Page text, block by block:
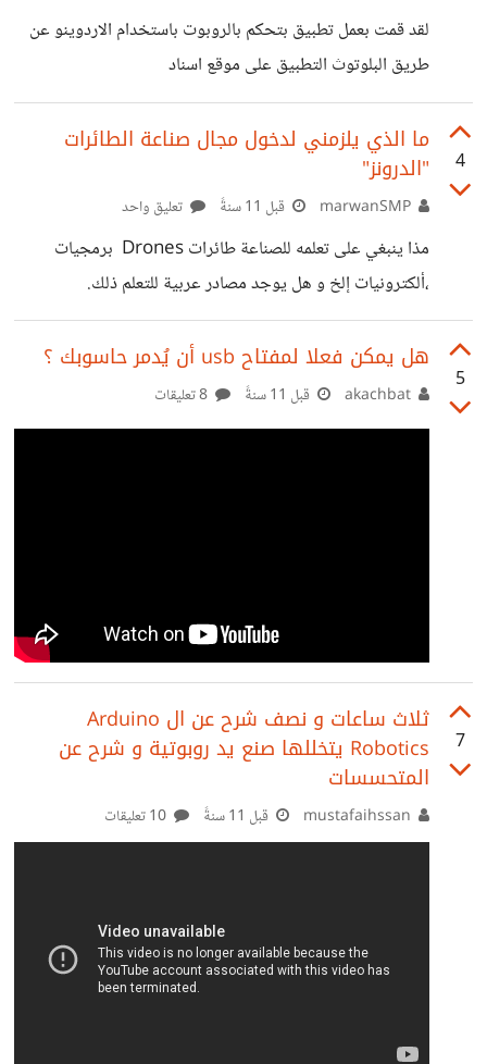
لقد قمت بعمل تطبيق بتحكم بالروبوت باستخدام الاردوينو عن
طريق البلوتوث التطبيق على موقع اسناد
https://asnadstore.com/products/icw/
4
ما الذي يلزمني لدخول مجال صناعة الطائرات
"الدرونز"
قبل 11 سنةً تعليق واحد
مذا ينبغي على تعلمه للصناعة طائرات Drones برمجيات
،ألكترونيات إلخ و هل يوجد مصادر عربية للتعلم ذلك.
5
هل يمكن فعلا لمفتاح usb أن يُدمر حاسوبك ؟
قبل 11 سنةً
7
ثلاث ساعات و نصف شرح عن ال Arduino
Robotics يتخللها صنع يد روبوتية و شرح عن
المتحسسات
قبل 11 سنةً